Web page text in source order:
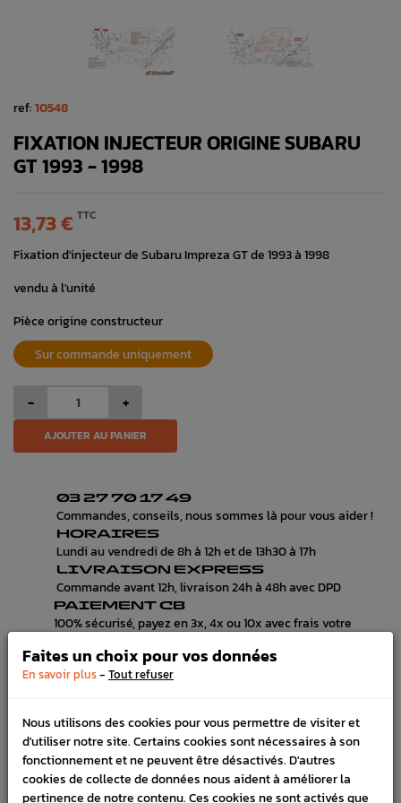
ref:10548
FIXATION INJECTEUR ORIGINE SUBARU
GT 1993 - 1998
13,73 € TTC
Fixation d'injecteur de Subaru Impreza GT de 1993 à 1998
vendu à l'unité
Pièce origine constructeur
Sur commande uniquement
- +
AJOUTER AU PANIER
03 27 70 17 49
Commandes, conseils, nous sommes là pour vous aider !
HORAIRES
Lundi au vendredi de 8h à 12h et de 13h30 à 17h
LIVRAISON EXPRESS
Commande avant 12h, livraison 24h à 48h avec DPD
PAIEMENT CB
100% sécurisé, payez en 3x, 4x ou 10x avec frais votre
LIVRAISON
VÉHICULES COMPATIBLE
Faites un choix pour vos données
En savoir plus- Tout refuser
Nous utilisons des cookies pour vous permettre de visiter et
d'utiliser notre site. Certains cookies sont nécessaires à son
fonctionnement et ne peuvent être désactivés. D'autres
cookies de collecte de données nous aident à améliorer la
pertinence de notre contenu. Ces cookies ne sont activés que